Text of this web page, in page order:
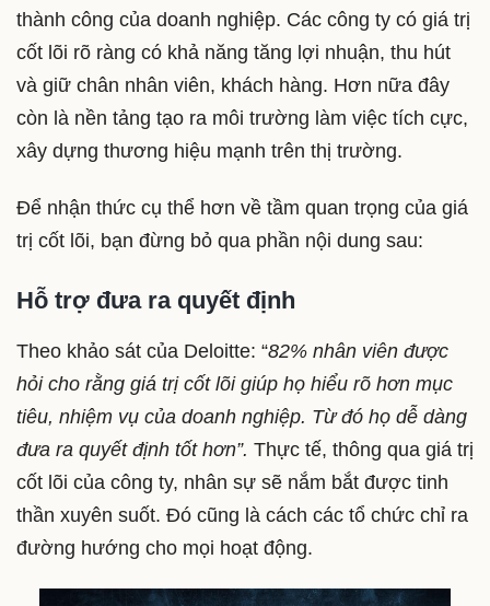
thành công của doanh nghiệp. Các công ty có giá trị
cốt lõi rõ ràng có khả năng tăng lợi nhuận, thu hút
và giữ chân nhân viên, khách hàng. Hơn nữa đây
còn là nền tảng tạo ra môi trường làm việc tích cực,
xây dựng thương hiệu mạnh trên thị trường.
Để nhận thức cụ thể hơn về tầm quan trọng của giá
trị cốt lõi, bạn đừng bỏ qua phần nội dung sau:
Hỗ trợ đưa ra quyết định
Theo khảo sát của Deloitte: “82% nhân viên được
hỏi cho rằng giá trị cốt lõi giúp họ hiểu rõ hơn mục
tiêu, nhiệm vụ của doanh nghiệp. Từ đó họ dễ dàng
đưa ra quyết định tốt hơn”. Thực tế, thông qua giá trị
cốt lõi của công ty, nhân sự sẽ nắm bắt được tinh
thần xuyên suốt. Đó cũng là cách các tổ chức chỉ ra
đường hướng cho mọi hoạt động.